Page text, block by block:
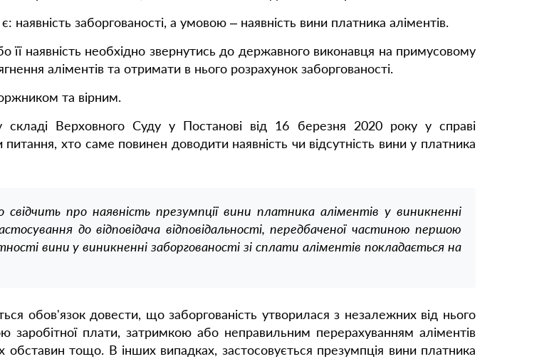
заборгованості, а умовою – наявність вини платника аліментів.
її наявність необхідно звернутись до державного виконавця на примусовому
аліментів та отримати в нього розрахунок заборгованості.
та вірним.
Верховного Суду у Постанові від 16 березня 2020 року у справі
хто саме повинен доводити наявність чи відсутність вини у платника
про наявність презумпції вини платника аліментів у виникненні
до відповідача відповідальності, передбаченої частиною першою
вини у виникненні заборгованості зі сплати аліментів покладається на
обов'язок довести, що заборгованість утворилася з незалежних від нього
заробітної плати, затримкою або неправильним перерахуванням аліментів
тощо. В інших випадках, застосовується презумпція вини платника